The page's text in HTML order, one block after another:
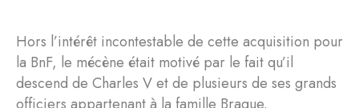
Hors l’intérêt incontestable de cette acquisition pour
la BnF, le mécène était motivé par le fait qu’il
descend de Charles V et de plusieurs de ses grands
officiers appartenant à la famille Braque.